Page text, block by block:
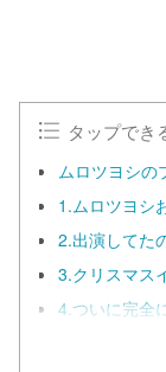
タップでき
ムロツヨシの
1.ムロツヨシ
2.出演してた
3.クリスマス
4.ついに完全